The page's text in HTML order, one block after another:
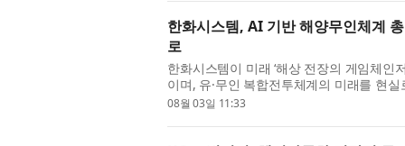
한화시스템, AI 기반 해양무인체계
로
한화시스템이 미래 ‘해상 전장의 게임체인
이며, 유·무인 복합전투체계의 미래를 현
서 ‘인공지능(AI) 기반 유·무인 복합 전투체
08월 03일 11:33